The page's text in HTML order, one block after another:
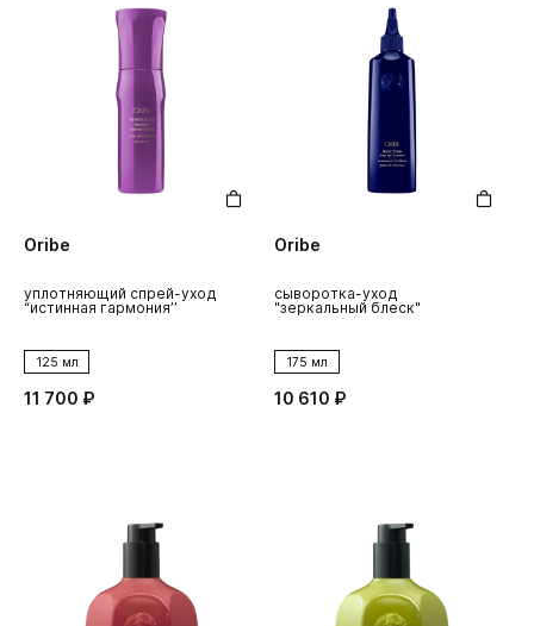
Oribe
уплотняющий спрей-уход
“истинная гармония’’
125 мл
11 700 ₽
Oribe
сыворотка-уход
"зеркальный блеск"
175 мл
10 610 ₽